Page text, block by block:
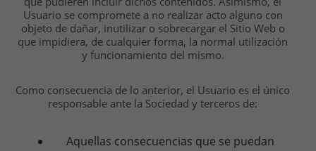
Usuario se compromete a no realizar acto alguno con
objeto de dañar, inutilizar o sobrecargar el Sitio Web o
que impidiera, de cualquier forma, la normal utilización
y funcionamiento del mismo.
Como consecuencia de lo anterior, el Usuario es el único
responsable ante la Sociedad y terceros de:
Aquellas consecuencias que se puedan